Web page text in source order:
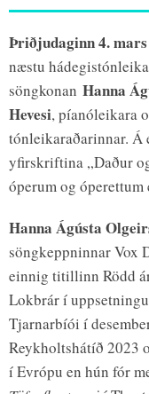
Þriðjudaginn 4.
næstu
söngkonan Hanna
Hevesi, píanóleikara
tónleikaraðarinnar. Á
yfirskriftina „Daður
óperum og
Hanna Ágústa
söngkeppninnar Vox
einnig titillinn Rödd
Lokbrár í
Tjarnarbíói í
Reykholtshátíð 2023
í Evrópu en hún fór